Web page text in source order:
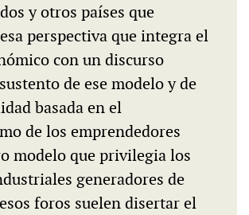
y otros países que
perspectiva que integra el
con un discurso
de ese modelo y de
basada en el
de los emprendedores
modelo que privilegia los
generadores de
foros suelen disertar el